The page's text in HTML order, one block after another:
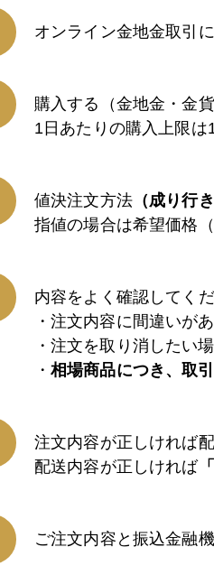
オンライン金地金取引
購入する（金地金・金
1日あたりの購入上限は
値決注文方法（成り行き
指値の場合は希望価格
内容をよく確認してくだ
注文内容に間違いが
注文を取り消したい
相場商品につき、取
注文内容が正しければ
配送内容が正しければ
ご注文内容と振込金融